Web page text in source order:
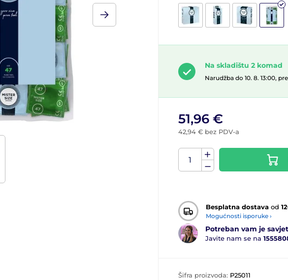
Na skladištu 2 komad
Narudžba do 10. 8. 13:00,
51,96 €
42,94 € bez PDV-a
Besplatna dostava od
Mogućnosti isporuke ›
Potreban vam je
Javite nam se na
Šifra proizvoda: P25011